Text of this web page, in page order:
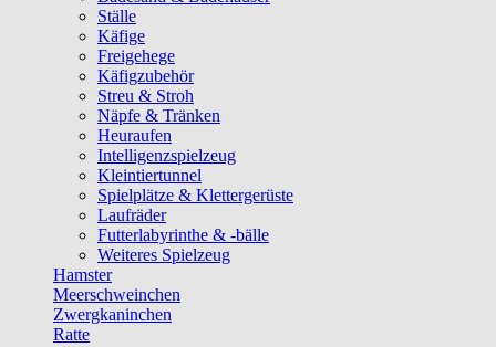
Ställe
Käfige
Freigehege
Käfigzubehör
Streu & Stroh
Näpfe & Tränken
Heuraufen
Intelligenzspielzeug
Kleintiertunnel
Spielplätze & Klettergerüste
Laufräder
Futterlabyrinthe & -bälle
Weiteres Spielzeug
Hamster
Meerschweinchen
Zwergkaninchen
Ratte